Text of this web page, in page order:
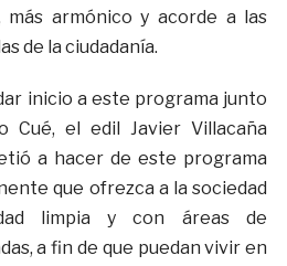
armónico y acorde a las
de la ciudadanía.
inicio a este programa junto
Cué, el edil Javier Villacaña
a hacer de este programa
que ofrezca a la sociedad
limpia y con áreas de
a fin de que puedan vivir en